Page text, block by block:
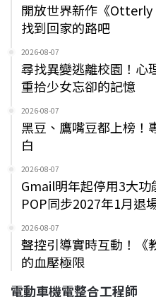
開放世界新作《
找到回家的路吧
2026-08-07
尋找異變逃離校園！心
重拾少女忘卻的記憶
2026-08-07
黑豆、鷹嘴豆都上榜！
白
2026-08-07
Gmail明年起停用3大功
POP同步2027年1月退
2026-08-07
聲控引導實時互動！《
的血壓極限
電動車機電整合工程師